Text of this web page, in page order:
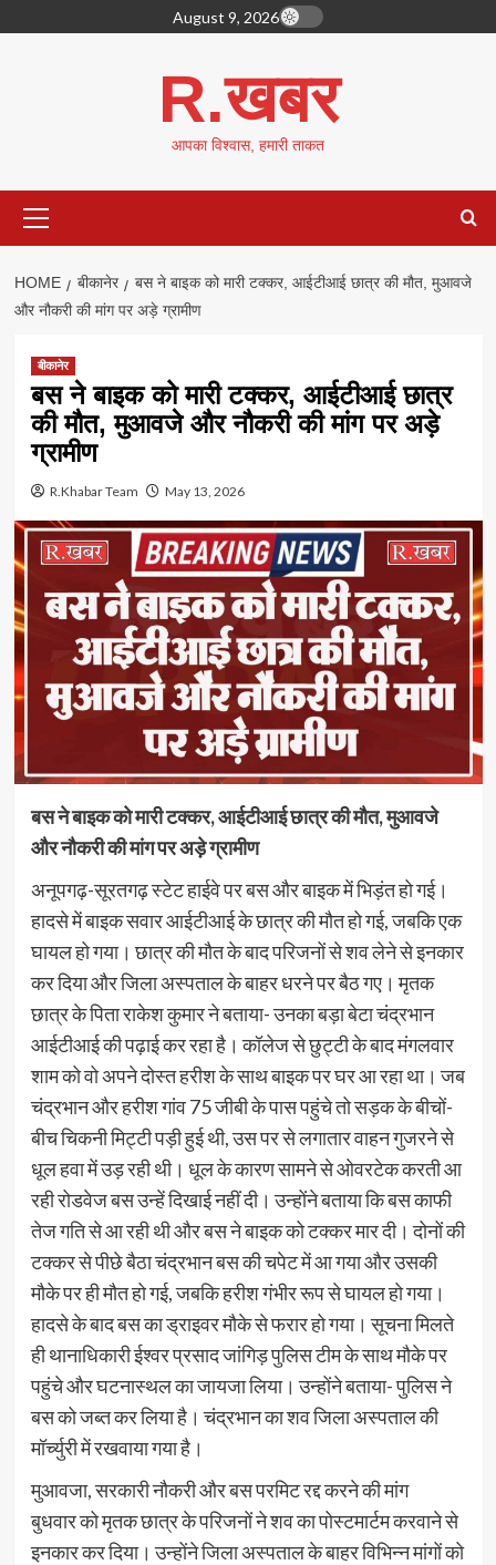
to
August 9, 2026
R.खबर
आपका विश्वास, हमारी ताकत
Menu
HOME बीकानेर
बस ने बाइक को मारी टक्कर, आईटीआई छात्र की मौत, मुआवजे
और नौकरी की मांग पर अड़े ग्रामीण
बीकानेर
बस ने बाइक को मारी टक्कर, आईटीआई छात्र
की मौत, मुआवजे और नौकरी की मांग पर अड़े
ग्रामीण
R.Khabar Team May 13, 2026
बस ने बाइक को मारी टक्कर, आईटीआई छात्र की मौत, मुआवजे
और नौकरी की मांग पर अड़े ग्रामीण
अनूपगढ़-सूरतगढ़ स्टेट हाईवे पर बस और बाइक में भिड़ंत हो गई।
हादसे में बाइक सवार आईटीआई के छात्र की मौत हो गई, जबकि एक
घायल हो गया। छात्र की मौत के बाद परिजनों से शव लेने से इनकार
कर दिया और जिला अस्पताल के बाहर धरने पर बैठ गए। मृतक
छात्र के पिता राकेश कुमार ने बताया- उनका बड़ा बेटा चंद्रभान
आईटीआई की पढ़ाई कर रहा है। कॉलेज से छुट्टी के बाद मंगलवार
शाम को वो अपने दोस्त हरीश के साथ बाइक पर घर आ रहा था। जब
चंद्रभान और हरीश गांव 75 जीबी के पास पहुंचे तो सड़क के बीचों-
बीच चिकनी मिट्टी पड़ी हुई थी, उस पर से लगातार वाहन गुजरने से
धूल हवा में उड़ रही थी। धूल के कारण सामने से ओवरटेक करती आ
रही रोडवेज बस उन्हें दिखाई नहीं दी। उन्होंने बताया कि बस काफी
तेज गति से आ रही थी और बस ने बाइक को टक्कर मार दी। दोनों की
टक्कर से पीछे बैठा चंद्रभान बस की चपेट में आ गया और उसकी
मौके पर ही मौत हो गई, जबकि हरीश गंभीर रूप से घायल हो गया।
हादसे के बाद बस का ड्राइवर मौके से फरार हो गया। सूचना मिलते
ही थानाधिकारी ईश्वर प्रसाद जांगिड़ पुलिस टीम के साथ मौके पर
पहुंचे और घटनास्थल का जायजा लिया। उन्होंने बताया- पुलिस ने
बस को जब्त कर लिया है। चंद्रभान का शव जिला अस्पताल की
मॉर्च्युरी में रखवाया गया है।
मुआवजा, सरकारी नौकरी और बस परमिट रद्द करने की मांग
बुधवार को मृतक छात्र के परिजनों ने शव का पोस्टमार्टम करवाने से
इनकार कर दिया। उन्होंने जिला अस्पताल के बाहर विभिन्न मांगों को